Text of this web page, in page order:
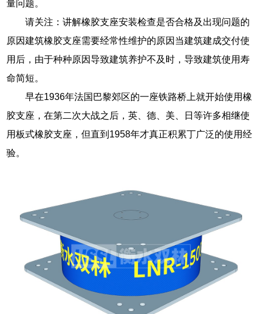
量问题。
请关注：讲解橡胶支座安装检查是否合格及出现问题的
原因建筑橡胶支座需要经常性维护的原因当建筑建成交付使
用后，由于种种原因导致建筑养护不及时，导致建筑使用寿
命简短。
早在1936年法国巴黎郊区的一座铁路桥上就开始使用橡
胶支座，在第二次大战之后，英、德、美、日等许多相继使
用板式橡胶支座，但直到1958年才真正积累丁广泛的使用经
验。